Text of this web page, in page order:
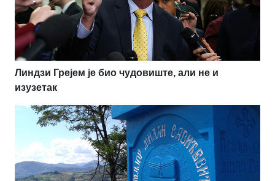
Линдзи Грејем је био чудовиште, али не и
изузетак